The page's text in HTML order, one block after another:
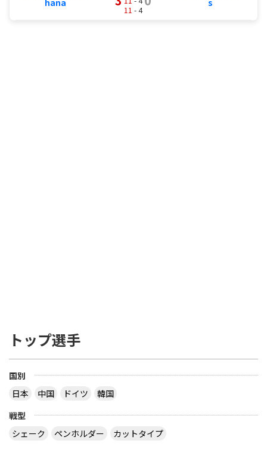
11 - 4
トップ選手
国別
日本
中国 ドイツ
韓国
戦型
シェーク
ペンホルダー カットタイプ